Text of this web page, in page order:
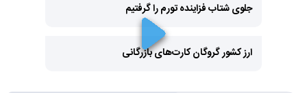
Play
Video
جلوی شتاب فزاینده تورم را گرفتیم
ارز کشور گروگان کارت‌های بازرگانی